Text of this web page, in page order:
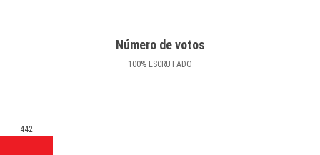
Número de votos
100% ESCRUTADO
442